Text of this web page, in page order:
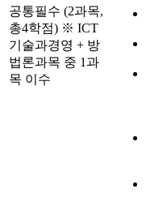
공통필수 (2과목,
총4학점) ※ ICT
기술과경영 + 방
법론과목 중 1과
목 이수